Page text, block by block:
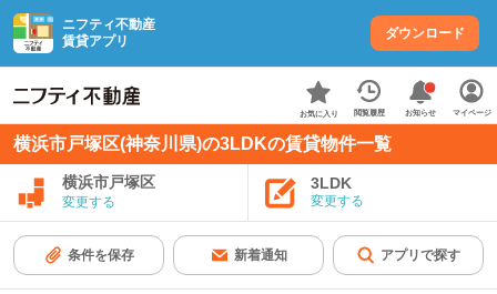
ニフティ不動産
賃貸アプリ
ダウンロード
お気に入り 閲覧履歴 お知らせ マイページ
横浜市戸塚区(神奈川県)の3LDKの賃貸物件一覧
横浜市戸塚区
変更する
3LDK
変更する
条件を保存 新着通知 アプリで探す